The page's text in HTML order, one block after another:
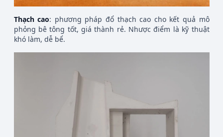
Thạch cao: phương pháp đổ thạch cao cho kết quả mô
phỏng bê tông tốt, giá thành rẻ. Nhược điểm là kỹ thuật
khó làm, dễ bể.